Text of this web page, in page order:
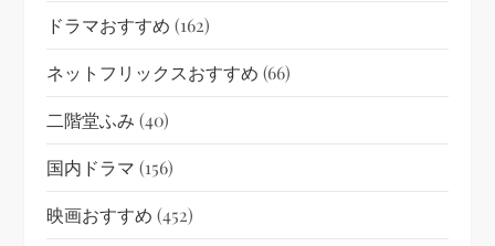
ドラマおすすめ (162)
ネットフリックスおすすめ (66)
二階堂ふみ (40)
国内ドラマ (156)
映画おすすめ (452)